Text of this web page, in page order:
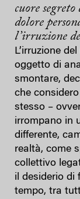
cuore
dolore
l’irruzione
L’irruzione
oggetto di
smontare,
che
stesso –
irrompano in
differente,
realtà, come
collettivo
il desiderio di
tempo, tra